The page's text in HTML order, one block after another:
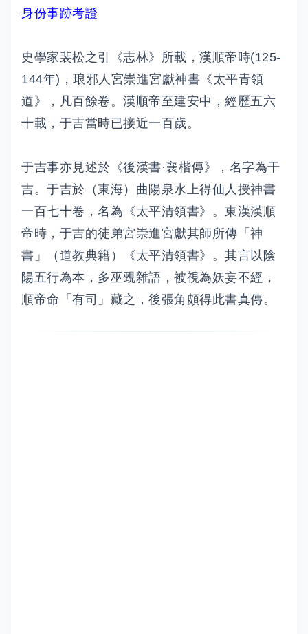
身份事跡考證
史學家裴松之引《志林》所載，漢順帝時(125-
144年)，琅邪人宮崇進宮獻神書《太平青領
道》，凡百餘卷。漢順帝至建安中，經歷五六
十載，于吉當時已接近一百歲。
于吉事亦見述於《後漢書·襄楷傳》，名字為干
吉。于吉於（東海）曲陽泉水上得仙人授神書
一百七十卷，名為《太平清領書》。東漢漢順
帝時，于吉的徒弟宮崇進宮獻其師所傳「神
書」（道教典籍）《太平清領書》。其言以陰
陽五行為本，多巫覡雜語，被視為妖妄不經，
順帝命「有司」藏之，後張角頗得此書真傳。